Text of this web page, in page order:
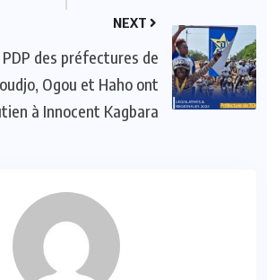
NEXT
des préfectures de
Ogou et Haho ont
à Innocent Kagbara